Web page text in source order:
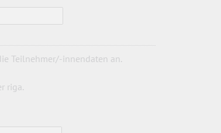
Teilnehmer/-innendaten an.
riga.